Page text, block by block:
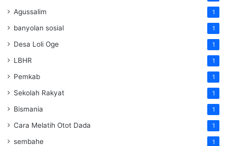
Agussalim 1
banyolan sosial 1
Desa Loli Oge 1
LBHR 1
Pemkab 1
Sekolah Rakyat 1
Bismania 1
Cara Melatih Otot Dada 1
sembahe 1